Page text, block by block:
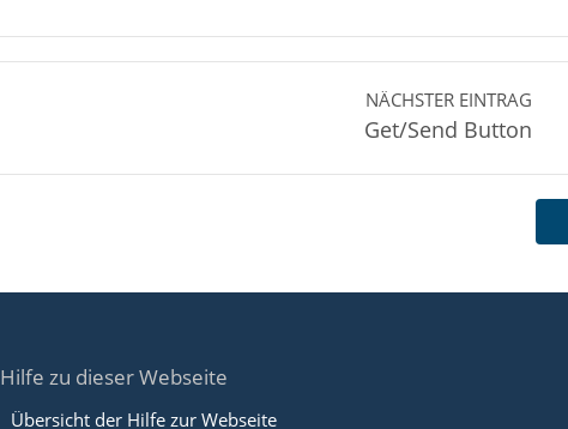
NÄCHSTER EINTRAG
Get/Send Button
Hilfe zu dieser Webseite
Übersicht der Hilfe zur Webseite